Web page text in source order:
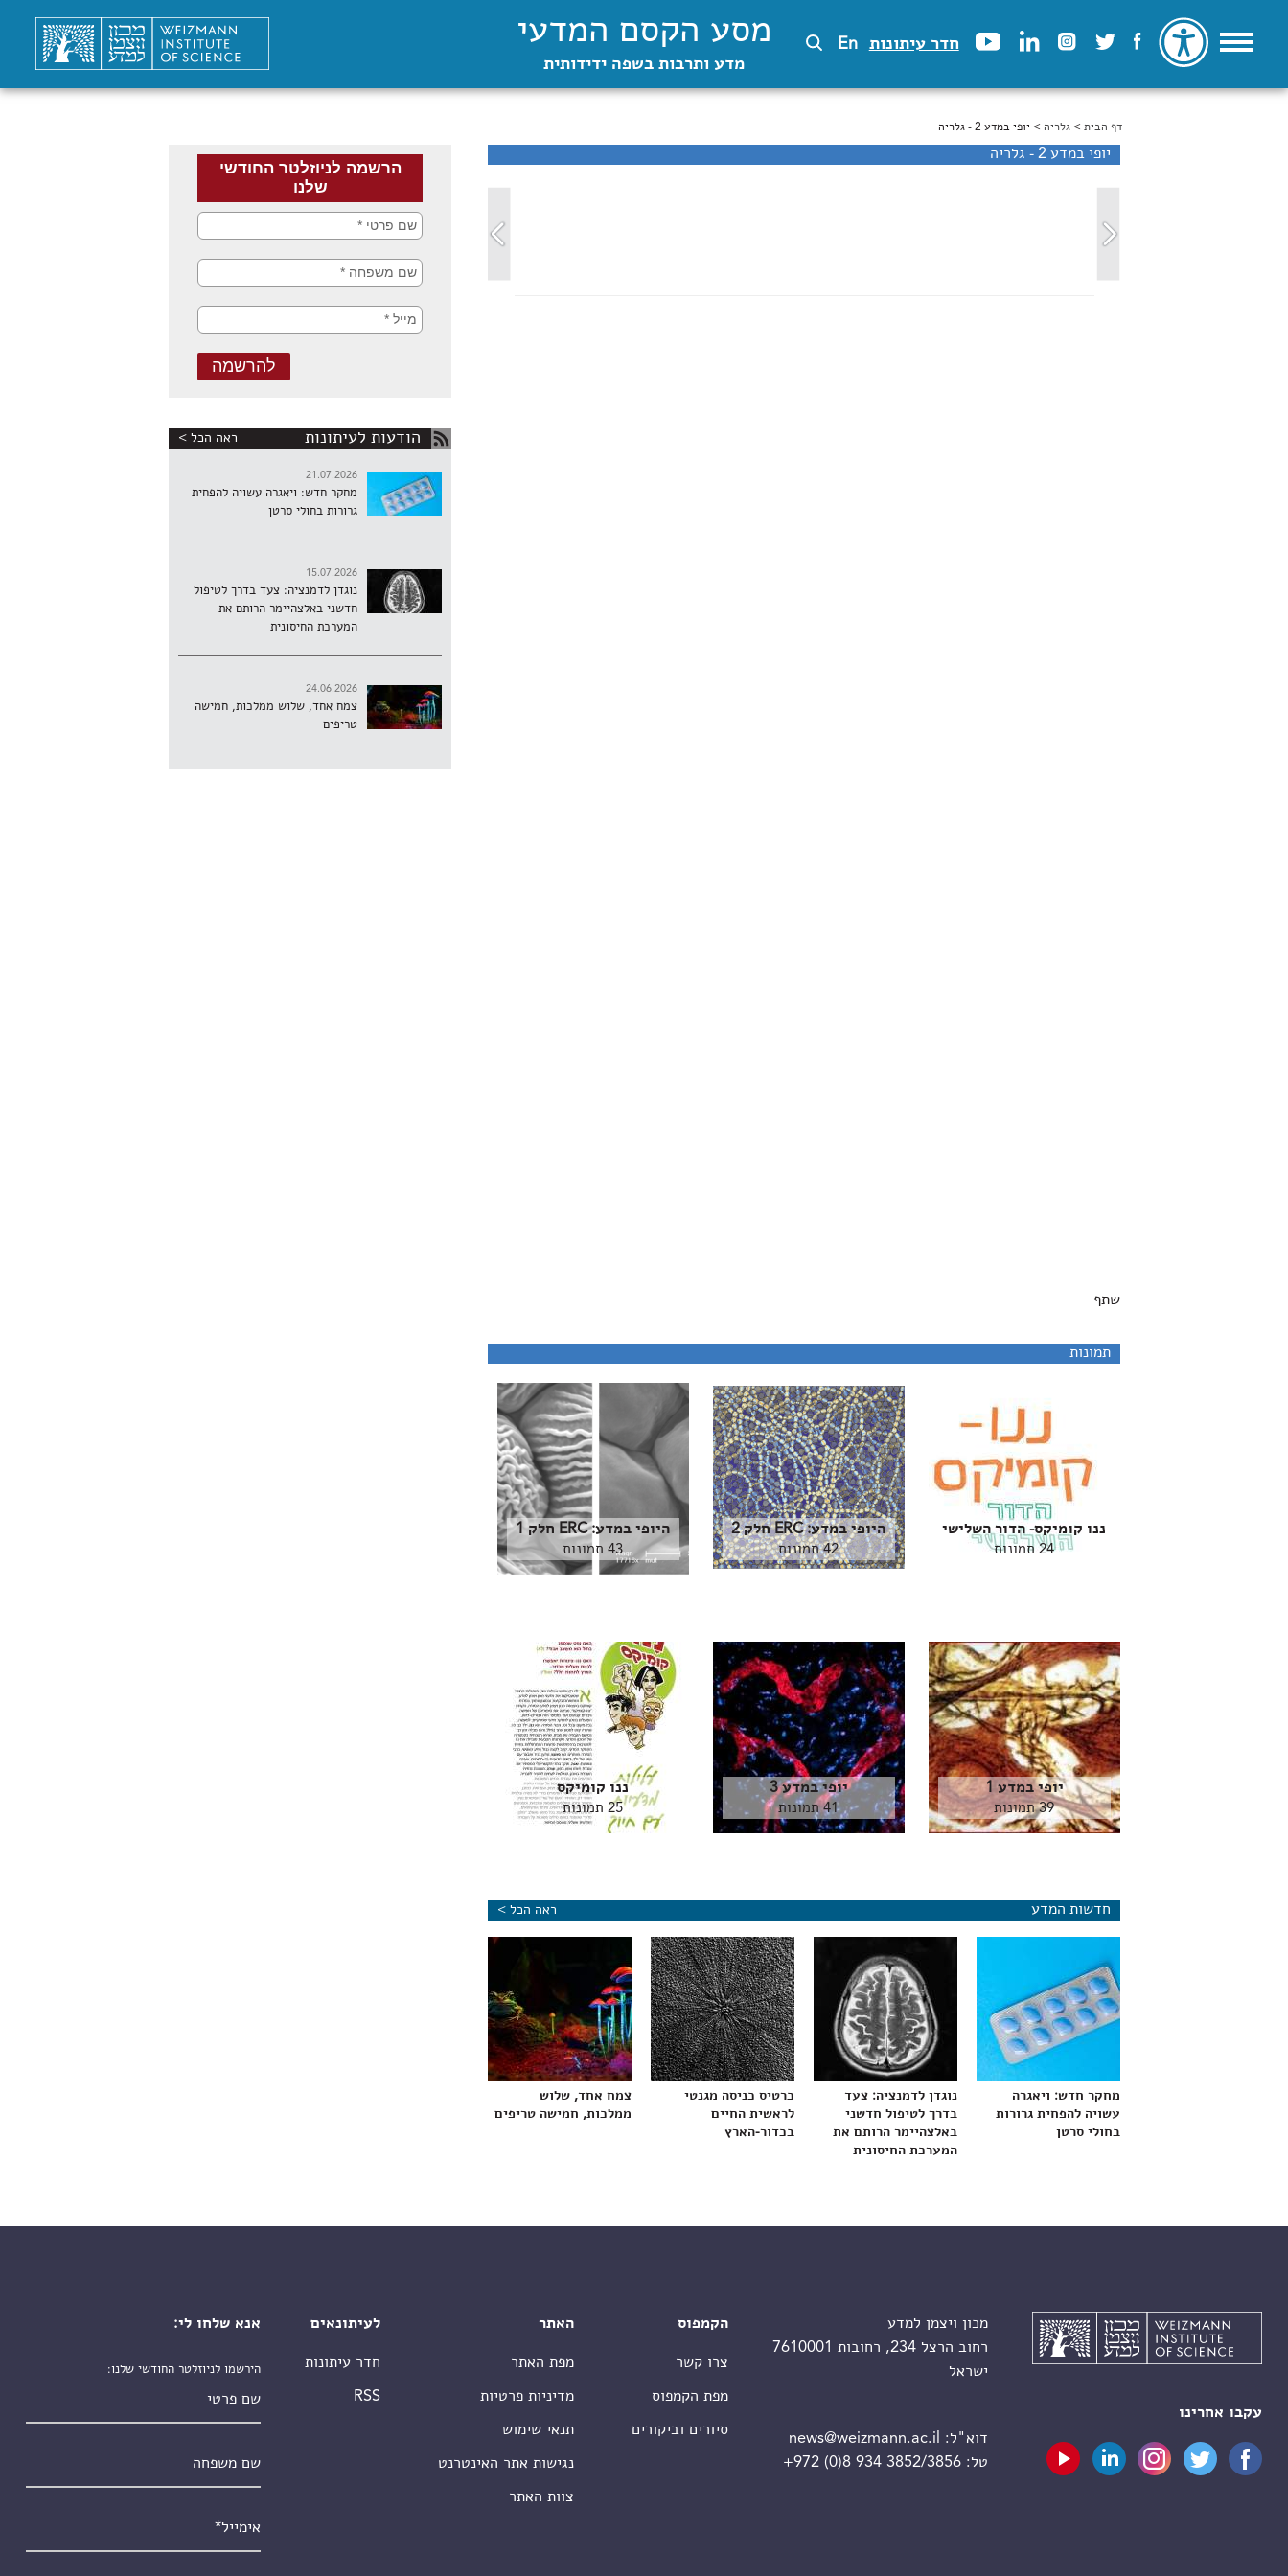
חדר עיתונות En מסע הקסם המדעי
מדע ותרבות בשפה ידידותית
הינך נמצא כאן
דף הבית >גלריה > יופי במדע 2 - גלריה
יופי במדע 2 - גלריה
שתף
תמונות
ננו קומיקס- הדור השלישי
24 תמונות
היופי במדע: ERC חלק 2
42 תמונות
היופי במדע: ERC חלק 1
43 תמונות
יופי במדע 1
39 תמונות
יופי במדע 3
41 תמונות
ננו קומיקס
25 תמונות
חדשות המדע ראה הכל >
מחקר חדש: ויאגרה
עשויה להפחית גרורות
בחולי סרטן
נוגדן לדמנציה: צעד
בדרך לטיפול חדשני
באלצהיימר הרותם את
המערכת החיסונית
כרטיס כניסה מגנטי
לראשית החיים
בכדור-הארץ
צמח אחד, שלוש
ממלכות, חמישה טריפים
הודעות לעיתונות ראה הכל >
21.07.2026
מחקר חדש: ויאגרה עשויה להפחית
גרורות בחולי סרטן
15.07.2026
נוגדן לדמנציה: צעד בדרך לטיפול
חדשני באלצהיימר הרותם את
המערכת החיסונית
24.06.2026
צמח אחד, שלוש ממלכות, חמישה
טריפים
עקבו אחרינו
מכון ויצמן למדע
רחוב הרצל 234, רחובות 7610001
ישראל
דוא"ל:
news@weizmann.ac.il
טל:+972 (0)8 934 3852/3856
הקמפוס
צרו קשר
מפת הקמפוס
סיורים וביקורים
האתר
מפת האתר
מדיניות פרטיות
תנאי שימוש
נגישות אתר האינטרנט
צוות האתר
לעיתונאים
חדר עיתונות
RSS
אנא שלחו לי:
הירשמו לניוזלטר החודשי שלנו: